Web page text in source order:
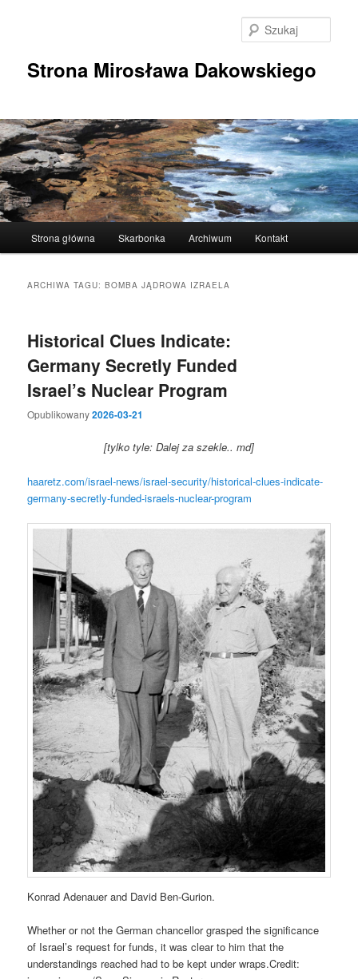
Strona Mirosława Dakowskiego
Strona główna Skarbonka Archiwum Kontakt
ARCHIWA TAGU:BOMBA JĄDROWA IZRAELA
Historical Clues Indicate:
Germany Secretly Funded
Israel’s Nuclear Program
Opublikowany2026-03-21
[tylko tyle: Dalej za szekle.. md]
haaretz.com/israel-news/israel-security/historical-clues-indicate-
germany-secretly-funded-israels-nuclear-program
Konrad Adenauer and David Ben-Gurion.
Whether or not the German chancellor grasped the significance
of Israel’s request for funds, it was clear to him that the
understandings reached had to be kept under wraps.Credit: